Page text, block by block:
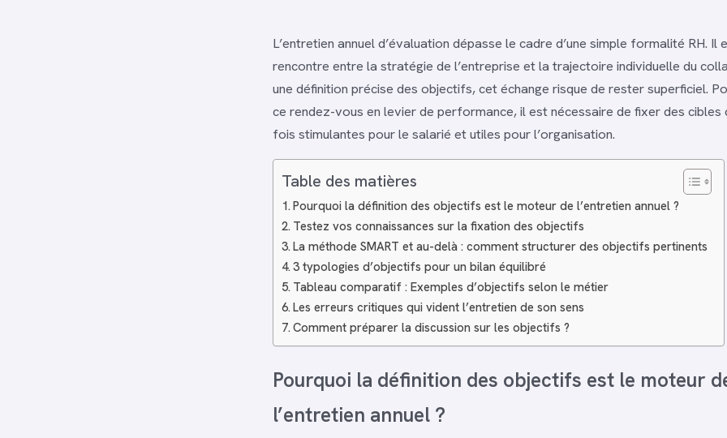
L’entretien annuel d’évaluation dépasse le cadre d’une simple formalité RH. Il
rencontre entre la stratégie de l’entreprise et la trajectoire individuelle du
une définition précise des objectifs, cet échange risque de rester superficiel.
ce rendez-vous en levier de performance, il est nécessaire de fixer des cibles
fois stimulantes pour le salarié et utiles pour l’organisation.
Table des matières
Pourquoi la définition des objectifs est le moteur de l’entretien annuel ?
Testez vos connaissances sur la fixation des objectifs
La méthode SMART et au-delà : comment structurer des objectifs pertinents
3 typologies d’objectifs pour un bilan équilibré
Tableau comparatif : Exemples d’objectifs selon le métier
Les erreurs critiques qui vident l’entretien de son sens
Comment préparer la discussion sur les objectifs ?
Pourquoi la définition des objectifs est le moteur
l’entretien annuel ?